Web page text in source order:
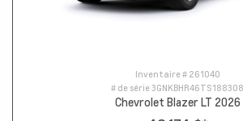
Inventaire # 261040
# de série3GNKBHR46TS188308
Chevrolet Blazer LT 2026